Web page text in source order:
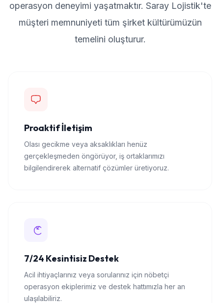
operasyon deneyimi yaşatmaktır. Saray Lojistik'te
müşteri memnuniyeti tüm şirket kültürümüzün
temelini oluşturur.
Proaktif İletişim
Olası gecikme veya aksaklıkları henüz
gerçekleşmeden öngörüyor, iş ortaklarımızı
bilgilendirerek alternatif çözümler üretiyoruz.
7/24 Kesintisiz Destek
Acil ihtiyaçlarınız veya sorularınız için nöbetçi
operasyon ekiplerimiz ve destek hattımızla her an
ulaşılabiliriz.